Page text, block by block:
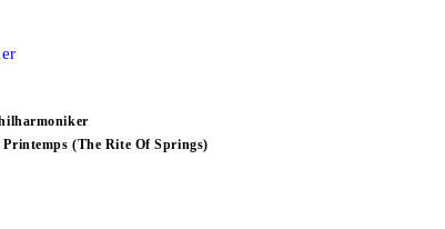
(The Rite Of Springs)